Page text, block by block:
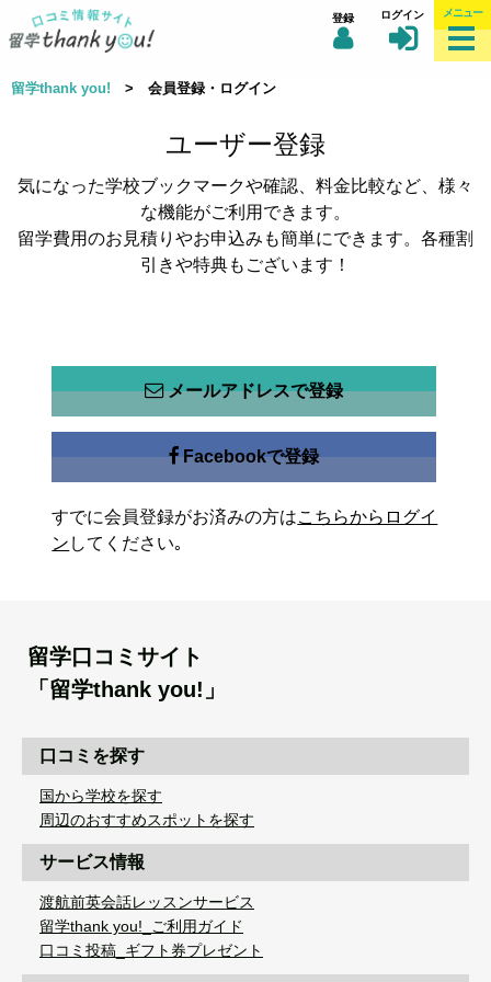
登録 ログイン メニュー
留学thank you! > 会員登録・ログイン
ユーザー登録
気になった学校ブックマークや確認、料金比較など、様々
な機能がご利用できます。
留学費用のお見積りやお申込みも簡単にできます。各種割
引きや特典もございます！
メールアドレスで登録
Facebookで登録
すでに会員登録がお済みの方はこちらからログイ
ン してください｡
留学口コミサイト
「留学thank you!」
口コミを探す
国から学校を探す
周辺のおすすめスポットを探す
サービス情報
渡航前英会話レッスンサービス
留学thank you!_ご利用ガイド
口コミ投稿_ギフト券プレゼント